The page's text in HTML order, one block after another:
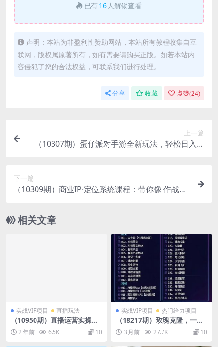
已有 16 人解锁查看
声明：本站为非盈利性赞助网站，本站所有教程收集自互
联网，版权属原著所有，如有需要请购买正版。如若本站内
容侵犯了您的合法权益，可联系我们进行处理。
分享 收藏 点赞(24)
上一篇
（10307期）蛋仔派对手游全新玩法，轻松日入几
下一篇
（10309期）商业IP·定位系统课程：带你像 作战一
相关文章
实战VIP项目 直播玩法
（10950期）直播运营实操营
4.0：学会直播运营逻辑，打造
爆量直播间，实战精准运营
2 年前 6.5K 10
实战VIP项目 热门给力项目
（18217期）玫瑰克隆，一键
爆款工具，自媒体必备神器，
50多个功能的教程
3 月前 27.7K 10